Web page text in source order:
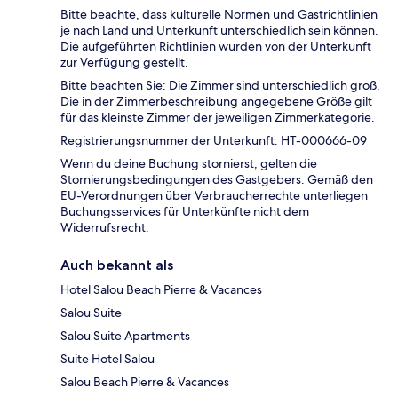
Bitte beachte, dass kulturelle Normen und Gastrichtlinien
je nach Land und Unterkunft unterschiedlich sein können.
Die aufgeführten Richtlinien wurden von der Unterkunft
zur Verfügung gestellt.
Bitte beachten Sie: Die Zimmer sind unterschiedlich groß.
Die in der Zimmerbeschreibung angegebene Größe gilt
für das kleinste Zimmer der jeweiligen Zimmerkategorie.
Registrierungsnummer der Unterkunft: HT-000666-09
Wenn du deine Buchung stornierst, gelten die
Stornierungsbedingungen des Gastgebers. Gemäß den
EU-Verordnungen über Verbraucherrechte unterliegen
Buchungsservices für Unterkünfte nicht dem
Widerrufsrecht.
Auch bekannt als
Hotel Salou Beach Pierre & Vacances
Salou Suite
Salou Suite Apartments
Suite Hotel Salou
Salou Beach Pierre & Vacances